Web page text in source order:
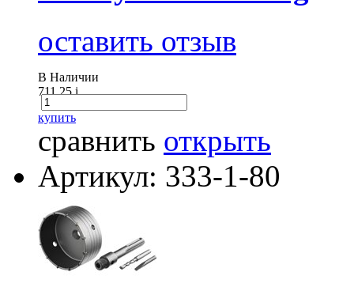
оставить отзыв
В Наличии
711.25i
купить
сравнить открыть
Артикул: 333-1-80